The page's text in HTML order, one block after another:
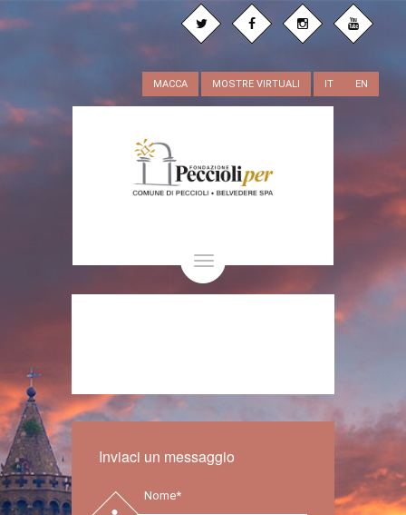
MACCA MOSTRE VIRTUALI IT EN
Toggle
navigation
Inviaci un messaggio